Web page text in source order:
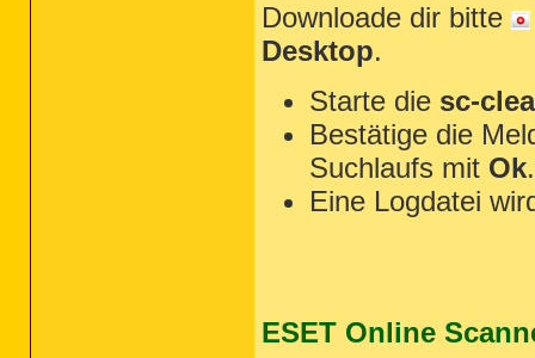
Downloade dir bitte
Desktop.
Starte die sc-
Bestätige die
Suchlaufs mit Ok.
Eine Logdatei
ESET Online